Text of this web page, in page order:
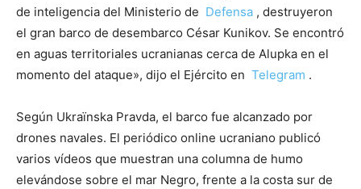
de inteligencia del Ministerio de Defensa , destruyeron
el gran barco de desembarco César Kunikov. Se encontró
en aguas territoriales ucranianas cerca de Alupka en el
momento del ataque», dijo el Ejército en Telegram .
Según Ukraïnska Pravda, el barco fue alcanzado por
drones navales. El periódico online ucraniano publicó
varios vídeos que muestran una columna de humo
elevándose sobre el mar Negro, frente a la costa sur de